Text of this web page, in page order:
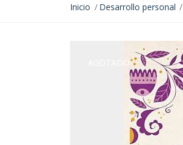
Inicio Desarrollo personal
AGOTADO